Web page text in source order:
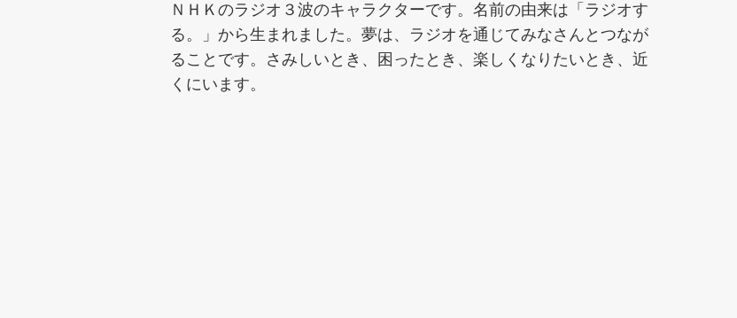
ＮＨＫのラジオ３波のキャラクターです。名前の由来は「ラジオす
る。」から生まれました。夢は、ラジオを通じてみなさんとつなが
ることです。さみしいとき、困ったとき、楽しくなりたいとき、近
くにいます。